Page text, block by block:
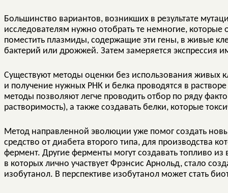
Большинство вариантов, возникших в результате
исследователям нужно отобрать те немногие,
поместить плазмиды, содержащие эти гены, в живые
бактерий или дрожжей. Затем замеряется экспрессия
Существуют методы оценки без использования живых
и получение нужных РНК и белка проводятся в
методы позволяют легче проводить отбор по ряду
растворимость), а также создавать белки, которые
Метод направленной эволюции уже помог создать
средство от диабета второго типа, для производства
фермент. Другие ферменты могут создавать топливо
в которых лично участвует Фрэнсис Арнольд, стало
изобутанол. В перспективе изобутанол может стать